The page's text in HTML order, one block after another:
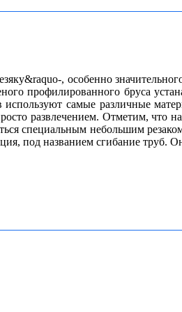
, особенно значительного
профилированного бруса
используют самые различные
развлечением. Отметим, что
специальным небольшим
под названием сгибание труб.